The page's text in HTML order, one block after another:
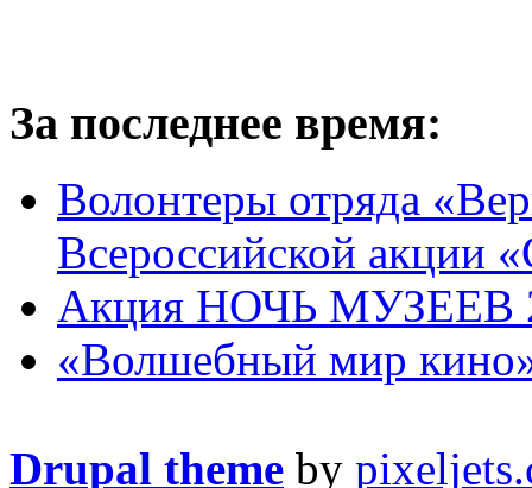
За последнее время:
Волонтеры отряда
Всероссийской
Акция НОЧЬ МУЗЕЕВ
«Волшебный мир
Drupal theme by